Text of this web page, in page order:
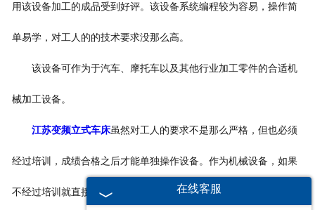
用该设备加工的成品受到好评。该设备系统编程较为容易，操作简
单易学，对工人的的技术要求没那么高。
该设备可作为于汽车、摩托车以及其他行业加工零件的合适机
械加工设备。
江苏变频立式车床虽然对工人的要求不是那么严格，但也必须
经过培训，成绩合格之后才能单独操作设备。作为机械设备，如果
不经过培训就直接上岗，那么发生危险的系数会增大，严重时甚至
在线客服